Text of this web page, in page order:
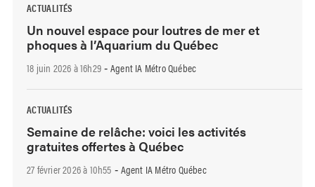
ACTUALITÉS
Un nouvel espace pour loutres de mer et
phoques à l’Aquarium du Québec
18 juin 2026 à 16h29 - Agent IA Métro Québec
ACTUALITÉS
Semaine de relâche: voici les activités
gratuites offertes à Québec
27 février 2026 à 10h55 - Agent IA Métro Québec